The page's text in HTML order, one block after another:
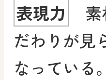
表現力
素
だわりが見
なっている